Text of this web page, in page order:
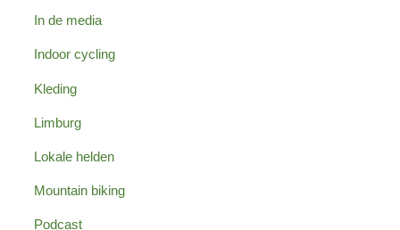
In de media
Indoor cycling
Kleding
Limburg
Lokale helden
Mountain biking
Podcast